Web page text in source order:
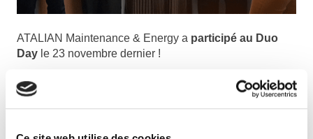
ATALIAN Maintenance & Energy a participé au Duo
Day le 23 novembre dernier !
Le DuoDay est une journée de
rencontre entre
personnes en situation de handicap et des
employeurs. Le principe est simple : une entreprise